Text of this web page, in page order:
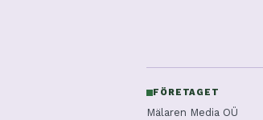
FÖRETAGET
Mälaren Media OÜ